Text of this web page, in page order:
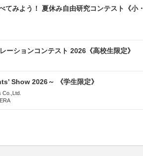
てみよう！ 夏休み自由研究コンテスト《小・
ーションコンテスト 2026《高校生限定》
Show 2026～ 《学生限定》